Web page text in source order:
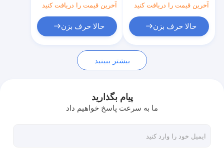
همه موارد
دستگاه جوش نقطه ای قابل حمل
دستگاه جوش نقطه ای ثابت
آخرین قیمت را دریافت کنید
حالا حرف بزن
آخرین قیمت را دریافت کنید
حالا حرف بزن
بیشتر ببینید
پیام بگذارید
ما به سرعت پاسخ خواهیم داد